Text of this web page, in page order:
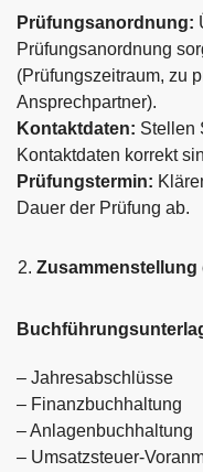
Prüfungsanordnung:
Prüfungsanordnung
(Prüfungszeitraum, zu
Ansprechpartner).
Kontaktdaten: Stellen
Kontaktdaten korrekt
Prüfungstermin:
Dauer der Prüfung ab.
Zusammenstellung
– Jahresabschlüsse
– Finanzbuchhaltung
– Anlagenbuchhaltung
– Umsatzsteuer-